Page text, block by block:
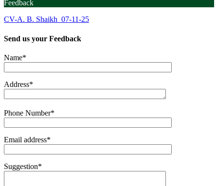
Feedback
CV-A. B. Shaikh_07-11-25
Send us your Feedback
Name*
Address*
Phone Number*
Email address*
Suggestion*